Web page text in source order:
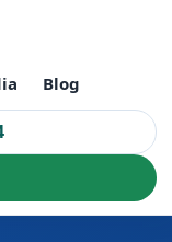
Blog